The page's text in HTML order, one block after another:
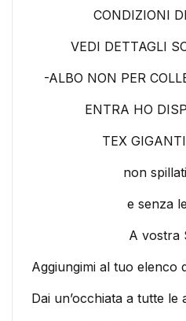
CONDIZIONI
VEDI DETTAGLI
-ALBO NON PER
ENTRA HO
TEX
non
e senza
A vostra
Aggiungimi al tuo elenco
Dai un’occhiata a tutte le